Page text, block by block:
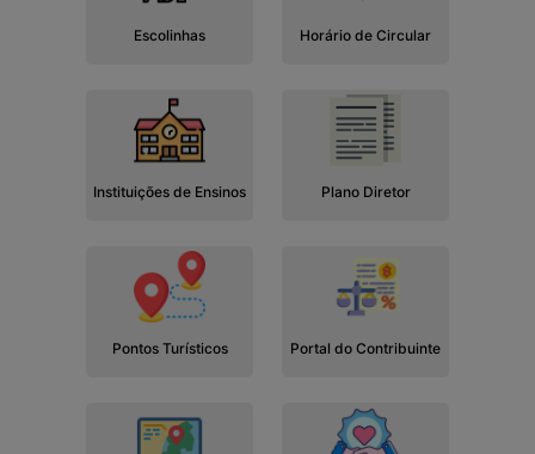
Escolinhas Horário de Circular
Instituições de Ensinos Plano Diretor
Pontos Turísticos Portal do Contribuinte